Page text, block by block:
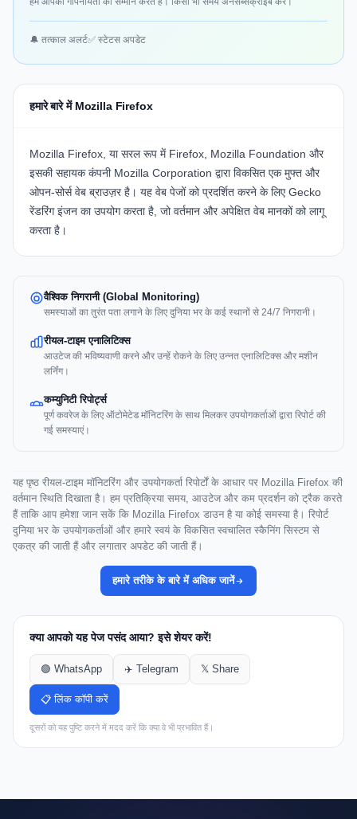
🔔 तत्काल अलर्ट✅ स्टेटस अपडेट
हमारे बारे में Mozilla Firefox
Mozilla Firefox, या सरल रूप में Firefox, Mozilla Foundation और
इसकी सहायक कंपनी Mozilla Corporation द्वारा विकसित एक मुफ्त और
ओपन-सोर्स वेब ब्राउज़र है। यह वेब पेजों को प्रदर्शित करने के लिए Gecko
रेंडरिंग इंजन का उपयोग करता है, जो वर्तमान और अपेक्षित वेब मानकों को लागू
करता है।
वैश्विक निगरानी (Global Monitoring)
समस्याओं का तुरंत पता लगाने के लिए दुनिया भर के कई स्थानों से 24/7 निगरानी।
रीयल-टाइम एनालिटिक्स
आउटेज की भविष्यवाणी करने और उन्हें रोकने के लिए उन्नत एनालिटिक्स और मशीन
लर्निंग।
कम्युनिटी रिपोर्ट्स
पूर्ण कवरेज के लिए ऑटोमेटेड मॉनिटरिंग के साथ मिलकर उपयोगकर्ताओं द्वारा रिपोर्ट की
गई समस्याएं।
यह पृष्ठ रीयल-टाइम मॉनिटरिंग और उपयोगकर्ता रिपोर्टों के आधार पर Mozilla Firefox की
वर्तमान स्थिति दिखाता है। हम प्रतिक्रिया समय, आउटेज और कम प्रदर्शन को ट्रैक करते
हैं ताकि आप हमेशा जान सकें कि Mozilla Firefox डाउन है या कोई समस्या है। रिपोर्ट
दुनिया भर के उपयोगकर्ताओं और हमारे स्वयं के विकसित स्वचालित स्कैनिंग सिस्टम से
एकत्र की जाती हैं और लगातार अपडेट की जाती हैं।
हमारे तरीके के बारे में अधिक जानें
क्या आपको यह पेज पसंद आया? इसे शेयर करें!
🟢 WhatsApp ✈️ Telegram 𝕏 Share
📋 लिंक कॉपी करें
दूसरों को यह पुष्टि करने में मदद करें कि क्या वे भी प्रभावित हैं।